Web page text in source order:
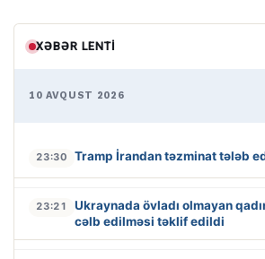
XƏBƏR LENTI
10 AVQUST 2026
23:30 Tramp İrandan təzminat tələb
23:21
Ukraynada övladı olmayan
cəlb edilməsi təklif edildi